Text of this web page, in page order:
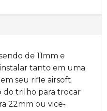
de 11mm e
tanto em uma
seu rifle airsoft.
do trilho para trocar
22mm ou vice-